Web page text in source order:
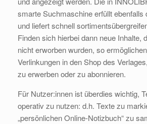
smarte Suchmaschine erfüllt ebenfalls
und liefert schnell
Finden sich hierbei dann neue Inhalte,
nicht erworben wurden, so
Verlinkungen in den Shop des
zu erwerben oder zu abonnieren.
Für Nutzer:innen ist überdies wichtig,
operativ zu nutzen: d.h. Texte zu
„persönlichen Online-Notizbuch“ zu